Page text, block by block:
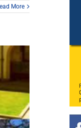
More